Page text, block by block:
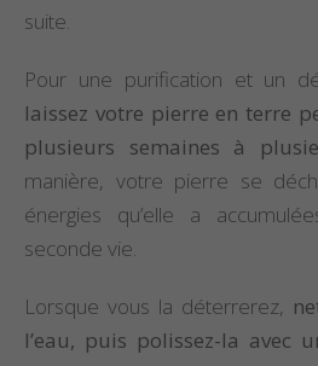
suite.
Pour une purification et un
laissez votre pierre en terre
plusieurs semaines à
manière, votre pierre se
énergies qu’elle a
seconde vie.
Lorsque vous la déterrerez,
l’eau, puis polissez-la avec